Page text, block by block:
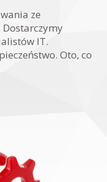
ze
IT.
Oto, co